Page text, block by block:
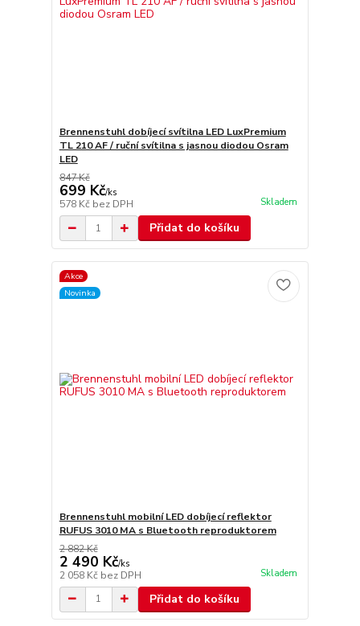
Brennenstuhl dobíjecí svítilna LED LuxPremium
TL 210 AF / ruční svítilna s jasnou diodou Osram
LED
847 Kč
699 Kč/ks
578 Kč bez DPH Skladem
Přidat do košíku
Akce
Novinka
Brennenstuhl mobilní LED dobíjecí reflektor
RUFUS 3010 MA s Bluetooth reproduktorem
2 882 Kč
2 490 Kč/ks
2 058 Kč bez DPH Skladem
Přidat do košíku